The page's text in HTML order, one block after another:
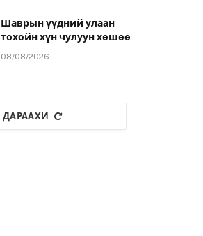
Шаврын үүдний улаан
тохойн хүн чулуун хөшөө
08/08/2026
ДАРААХИ